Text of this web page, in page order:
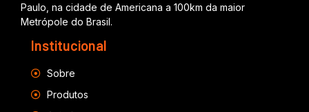
Paulo, na cidade de Americana a 100km da maior
Metrópole do Brasil.
Institucional
Sobre
Produtos